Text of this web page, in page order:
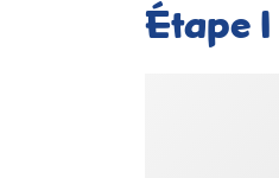
Étape 1